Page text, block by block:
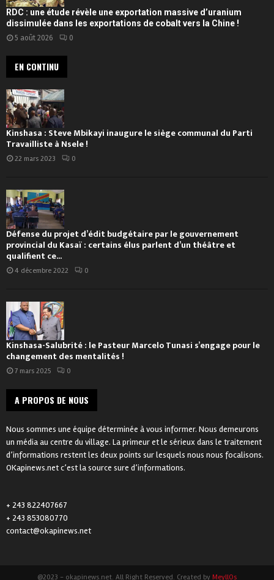
RDC : une étude révèle une exportation massive d’uranium
dissimulée dans les exportations de cobalt vers la Chine !
5 août 2026 0
EN CONTINU
Kinshasa : Steve Mbikayi inaugure le siège communal du Parti
Travailliste à Nsele !
22 mars 2023 0
Défense du projet d’édit budgétaire par le gouvernement
provincial du Kasaï : certains élus parlent d’un théâtre et
qualifient ce...
4 décembre 2022 0
Kinshasa-Salubrité : le Pasteur Marcelo Tunasi s’engage pour le
changement des mentalités !
7 mars 2025 0
A PROPOS DE NOUS
Nous sommes une équipe déterminée à vous informer. Nous demeurons
un média au centre du village. La primeur et le sérieux dans le traitement
d’informations restent les deux points sur lesquels nous nous focalisons.
OKapinews.net c’est la source sure d’informations.
+ 243 822407667
+ 243 853080770
contact@okapinews.net
@2023 - okapinews.net. All Right Reserved. Created by MeyllOs